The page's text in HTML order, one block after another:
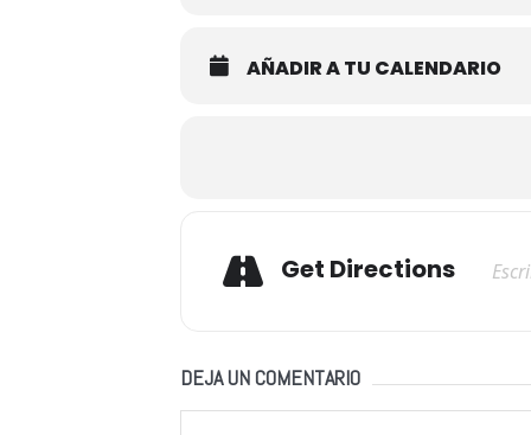
AÑADIR A TU CALENDARIO
Get Directions
DEJA UN COMENTARIO